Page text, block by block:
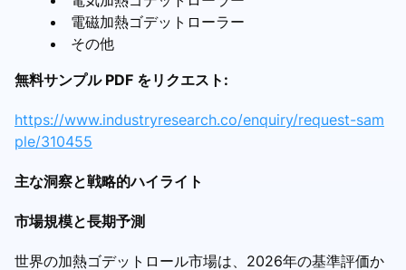
電磁加熱ゴデットローラー
その他
無料サンプル PDF をリクエスト:
https://www.industryresearch.co/enquiry/request-sam
ple/310455
主な洞察と戦略的ハイライト
市場規模と長期予測
世界の加熱ゴデットロール市場は、2026年の基準評価か